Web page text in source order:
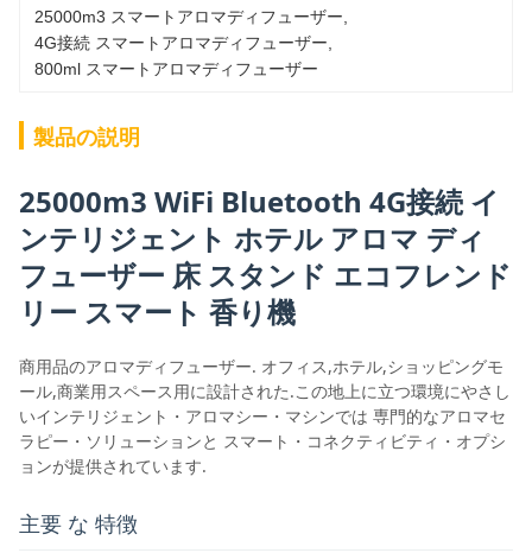
25000m3 スマートアロマディフューザー
4G接続 スマートアロマディフューザー
800ml スマートアロマディフューザー
製品の説明
25000m3 WiFi Bluetooth 4G接続 イ
ンテリジェント ホテル アロマ ディ
フューザー 床 スタンド エコフレンド
リー スマート 香り機
商用品のアロマディフューザー. オフィス,ホテル,ショッピングモ
ール,商業用スペース用に設計された.この地上に立つ環境にやさし
いインテリジェント・アロマシー・マシンでは 専門的なアロマセ
ラピー・ソリューションと スマート・コネクティビティ・オプシ
ョンが提供されています.
主要 な 特徴